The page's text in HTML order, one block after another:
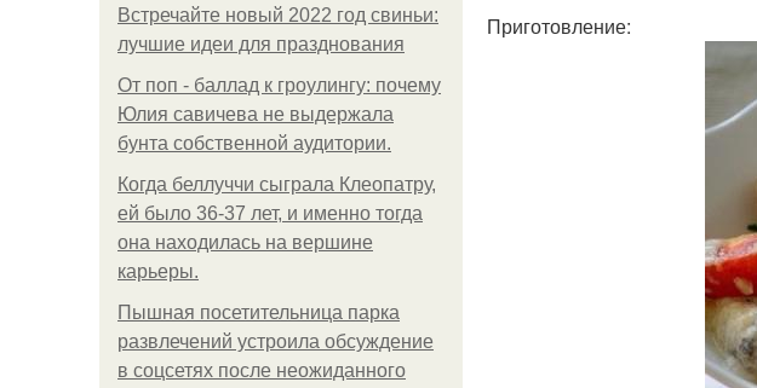
Встречайте новый 2022 год свиньи:
лучшие идеи для празднования
От поп - баллад к гроулингу: почему
Юлия савичева не выдержала
бунта собственной аудитории.
Когда беллуччи сыграла Клеопатру,
ей было 36-37 лет, и именно тогда
она находилась на вершине
карьеры.
Пышная посетительница парка
развлечений устроила обсуждение
в соцсетях после неожиданного
Приготовление: